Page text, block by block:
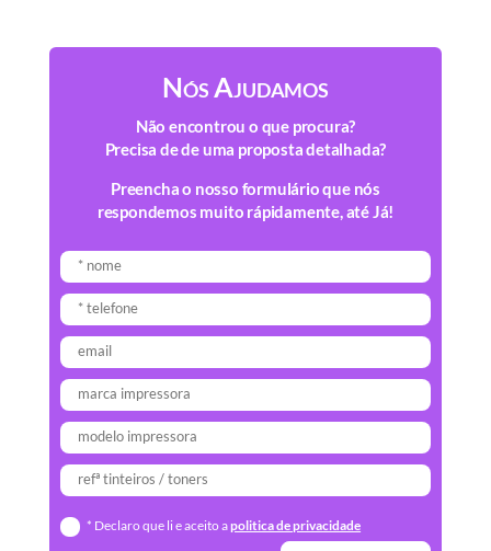
Nós Ajudamos
Não encontrou o que procura?
Precisa de de uma proposta detalhada?
Preencha o nosso formulário que nós
respondemos muito rápidamente, até Já!
* Declaro que li e aceito apolitica de privacidade